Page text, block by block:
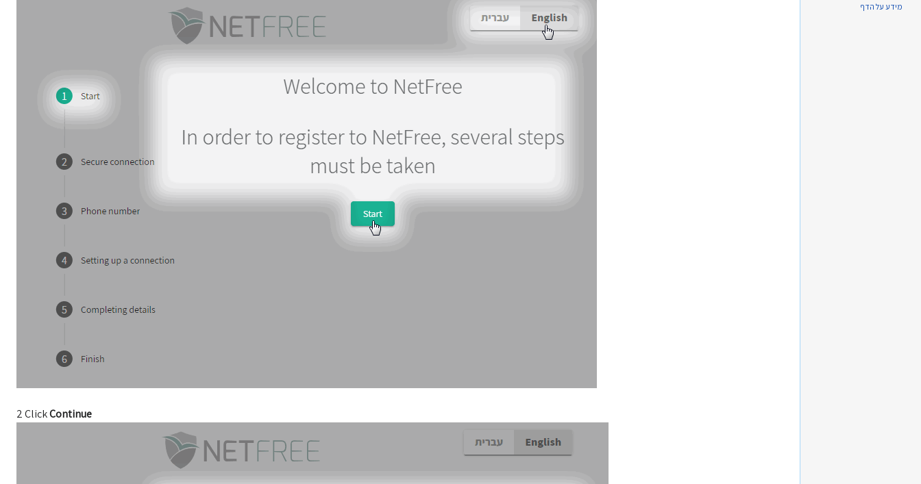
2 ClickContinue
מידע על הדף